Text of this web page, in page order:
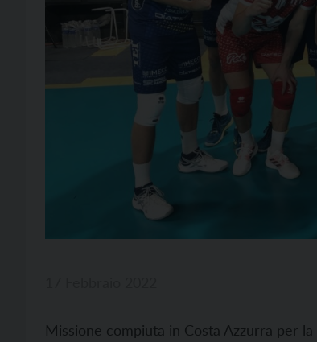
Missione compiuta in Costa Azzurra per la